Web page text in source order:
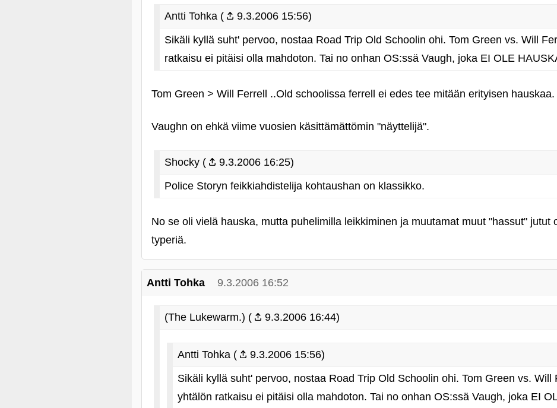
Antti Tohka (
9.3.2006 15:56)
Sikäli kyllä suht' pervoo, nostaa Road Trip Old Schoolin ohi. Tom Green vs. Will
ratkaisu ei pitäisi olla mahdoton. Tai no onhan OS:ssä Vaugh, joka EI OLE
Tom Green > Will Ferrell ..Old schoolissa ferrell ei edes tee mitään erityisen hauskaa.
Vaughn on ehkä viime vuosien käsittämättömin "näyttelijä".
Shocky (
9.3.2006 16:25)
Police Storyn feikkiahdistelija kohtaushan on klassikko.
No se oli vielä hauska, mutta puhelimilla leikkiminen ja muutamat muut "hassut" jutut
typeriä.
Antti Tohka 9.3.2006 16:52
(The Lukewarm.) ( 9.3.2006 16:44)
Antti Tohka (
9.3.2006 15:56)
Sikäli kyllä suht' pervoo, nostaa Road Trip Old Schoolin ohi. Tom Green vs. Will
yhtälön ratkaisu ei pitäisi olla mahdoton. Tai no onhan OS:ssä Vaugh, joka EI